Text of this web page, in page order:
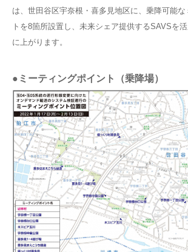
は、世田谷区宇奈根・喜多見地区に、乗降可能
トを8箇所設置し、未来シェア提供するSAVSを
に上がります。
● ミーティングポイント（乗降場）